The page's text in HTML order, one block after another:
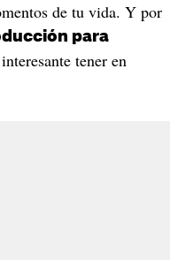
de tu vida. Y por
para
tener en